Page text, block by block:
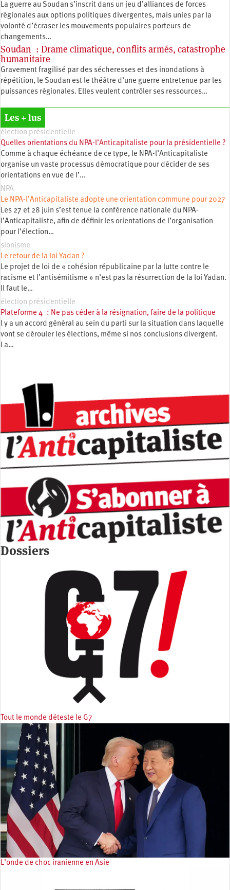
La guerre au Soudan s’inscrit dans un jeu d’alliances de forces
régionales aux options politiques divergentes, mais unies par la
volonté d’écraser les mouvements populaires porteurs de
changements…
Soudan : Drame climatique, conflits armés, catastrophe
humanitaire
Gravement fragilisé par des sécheresses et des inondations à
répétition, le Soudan est le théâtre d’une guerre entretenue par les
puissances régionales. Elles veulent contrôler ses ressources…
Les + lus
élection présidentielle
Quelles orientations du NPA-l’Anticapitaliste pour la présidentielle ?
Comme à chaque échéance de ce type, le NPA-l’Anticapitaliste
organise un vaste processus démocratique pour décider de ses
orientations en vue de l’…
NPA
Le NPA-l’Anticapitaliste adopte une orientation commune pour 2027
Les 27 et 28 juin s’est tenue la conférence nationale du NPA-
l’Anticapitaliste, afin de définir les orientations de l’organisation
pour l’élection…
sionisme
Le retour de la loi Yadan ?
Le projet de loi de « cohésion républicaine par la lutte contre le
racisme et l’antisémitisme » n’est pas la résurrection de la loi Yadan.
Il faut le…
élection présidentielle
Plateforme 4 : Ne pas céder à la résignation, faire de la politique
l y a un accord général au sein du parti sur la situation dans laquelle
vont se dérouler les élections, même si nos conclusions divergent.
La…
Dossiers
Tout le monde déteste le G7
L’onde de choc iranienne en Asie